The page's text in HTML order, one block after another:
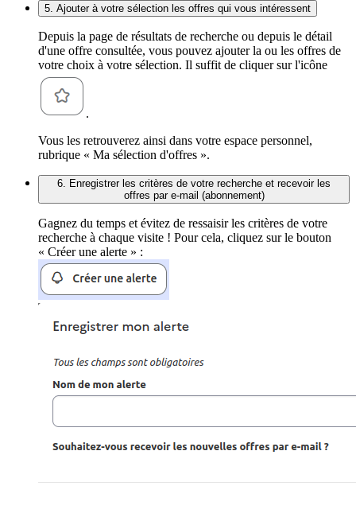
5. Ajouter à votre sélection les offres qui vous intéressent
Depuis la page de résultats de recherche ou depuis le détail
d'une offre consultée, vous pouvez ajouter la ou les offres de
votre choix à votre sélection. Il suffit de cliquer sur l'icône
.
Vous les retrouverez ainsi dans votre espace personnel,
rubrique « Ma sélection d'offres ».
6. Enregistrer les critères de votre recherche et recevoir les
offres par e-mail (abonnement)
Gagnez du temps et évitez de ressaisir les critères de votre
recherche à chaque visite ! Pour cela, cliquez sur le bouton
« Créer une alerte » :